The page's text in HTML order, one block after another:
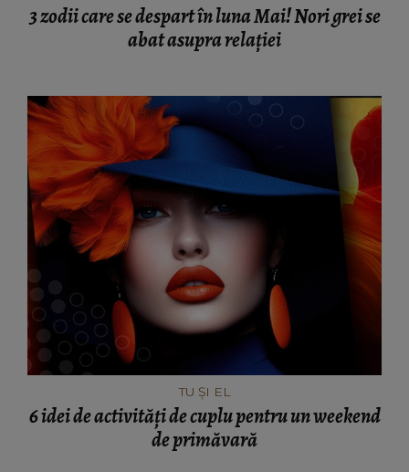
3 zodii care se despart în luna Mai! Nori grei se
abat asupra relației
TU ȘI EL
6 idei de activități de cuplu pentru un weekend
de primăvară